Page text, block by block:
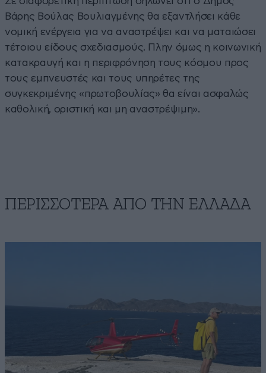
Βάρης Βούλας Βουλιαγμένης θα εξαντλήσει κάθε
νομική ενέργεια για να αναστρέψει και να ματαιώσει
τέτοιου είδους σχεδιασμούς. Πλην όμως η κοινωνική
κατακραυγή και η περιφρόνηση τους κόσμου προς
τους εμπνευστές και τους υπηρέτες της
συγκεκριμένης «πρωτοβουλίας» θα είναι ασφαλώς
καθολική, οριστική και μη αναστρέψιμη».
ΠΕΡΙΣΣΟΤΕΡΑ ΑΠΟ ΤΗΝ ΕΛΛΑΔΑ